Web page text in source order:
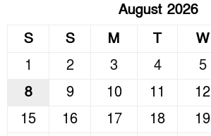
August 2026
S
S M T W
1
2 3 4 5
8
9 10 11 12
15
16 17 18 19